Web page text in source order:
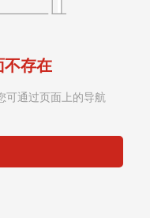
存在
可通过页面上的导航